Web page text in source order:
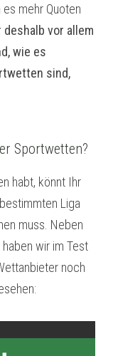
mehr Quoten
vor allem
wie es
sind,
Sportwetten?
habt, könnt Ihr
Liga
muss. Neben
wir im Test
noch